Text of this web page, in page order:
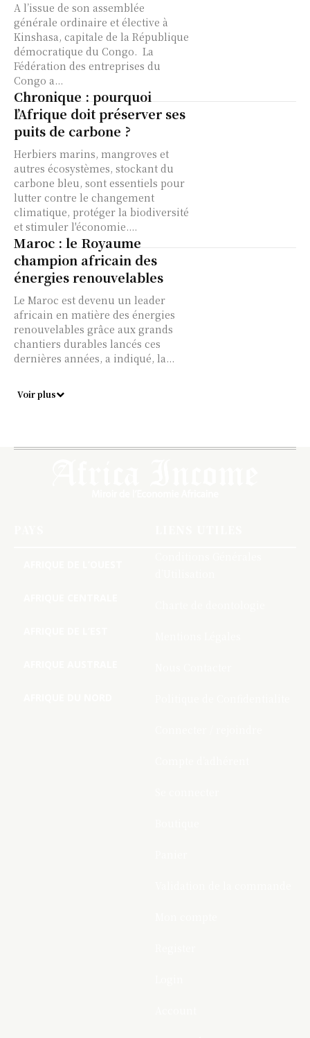
A l’issue de son assemblée
générale ordinaire et élective à
Kinshasa, capitale de la République
démocratique du Congo. La
Fédération des entreprises du
Congo a...
Chronique : pourquoi
l’Afrique doit préserver ses
puits de carbone ?
Herbiers marins, mangroves et
autres écosystèmes, stockant du
carbone bleu, sont essentiels pour
lutter contre le changement
climatique, protéger la biodiversité
et stimuler l'économie....
Maroc : le Royaume
champion africain des
énergies renouvelables
Le Maroc est devenu un leader
africain en matière des énergies
renouvelables grâce aux grands
chantiers durables lancés ces
dernières années, a indiqué, la...
Voir plus